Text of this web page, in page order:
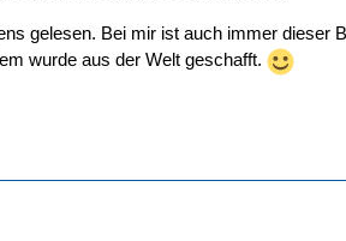
gelesen. Bei mir ist auch immer
wurde aus der Welt geschafft.